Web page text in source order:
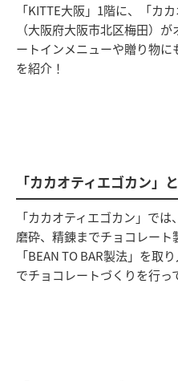
「KITTE大阪」1階に、「カ
（大阪府大阪市北区梅田）
ートインメニューや贈り物
を紹介！
「カカオティエゴカン」
「カカオティエゴカン」では
磨砕、精錬までチョコレート
「BEAN TO BAR製法」を取
でチョコレートづくりを行っ